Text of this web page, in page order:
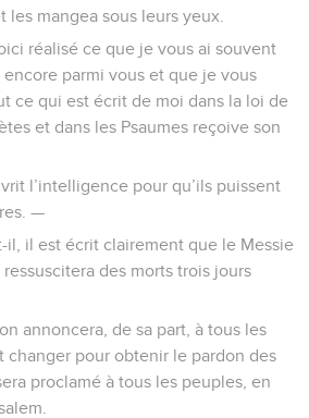
les mangea sous leurs yeux.
réalisé ce que je vous ai souvent
encore parmi vous et que je vous
ce qui est écrit de moi dans la loi de
et dans les Psaumes reçoive son
l’intelligence pour qu’ils puissent
—
il, il est écrit clairement que le Messie
des morts trois jours
annoncera, de sa part, à tous les
changer pour obtenir le pardon des
proclamé à tous les peuples, en